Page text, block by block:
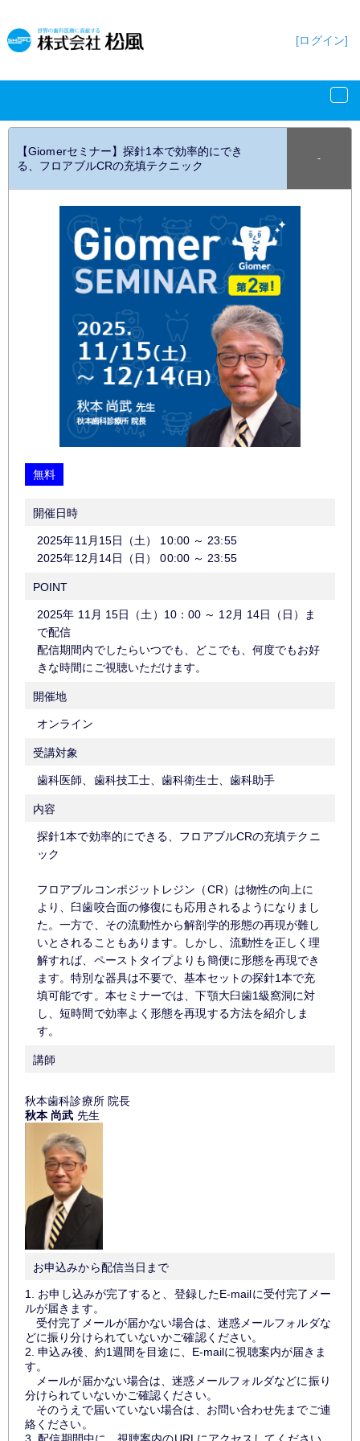
[ログイン]
【Giomerセミナー】探針1本で効率的にでき
る、フロアブルCRの充填テクニック
‐
無料
開催日時
2025年11月15日（土） 10:00 ～ 23:55
2025年12月14日（日）
00:00 ～ 23:55
POINT
2025年 11月 15日（土）10：00 ～ 12月 14日（日）ま
で配信
配信期間内でしたらいつでも、どこでも、何度でもお好
きな時間にご視聴いただけます。
開催地
オンライン
受講対象
歯科医師、歯科技工士、歯科衛生士、歯科助手
内容
探針1本で効率的にできる、フロアブルCRの充填テクニ
ック
フロアブルコンポジットレジン（CR）は物性の向上に
より、臼歯咬合面の修復にも応用されるようになりまし
た。一方で、その流動性から解剖学的形態の再現が難し
いとされることもあります。しかし、流動性を正しく理
解すれば、ペーストタイプよりも簡便に形態を再現でき
ます。特別な器具は不要で、基本セットの探針1本で充
填可能です。本セミナーでは、下顎大臼歯1級窩洞に対
し、短時間で効率よく形態を再現する方法を紹介しま
す。
講師
秋本歯科診療所 院長
秋本 尚武 先生
お申込みから配信当日まで
1. お申し込みが完了すると、登録したE-mailに受付完了メー
ルが届きます。
受付完了メールが届かない場合は、迷惑メールフォルダな
どに振り分けられていないかご確認ください。
2. 申込み後、約1週間を目途に、E-mailに視聴案内が届きま
す。
メールが届かない場合は、迷惑メールフォルダなどに振り
分けられていないかご確認ください。
そのうえで届いていない場合は、お問い合わせ先までご連
絡ください。